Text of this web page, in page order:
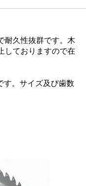
耐久性抜群です。木
しておりますので在
す。サイズ及び歯数